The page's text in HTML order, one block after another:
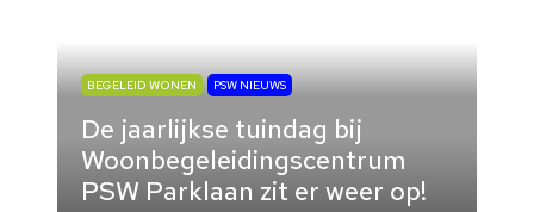
BEGELEID WONEN PSW NIEUWS
De jaarlijkse tuindag bij
Woonbegeleidingscentrum
PSW Parklaan zit er weer op!